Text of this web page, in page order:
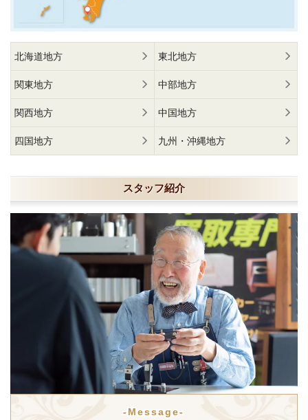
北海道地方 東北地方
関東地方 中部地方
関西地方 中国地方
四国地方 九州・沖縄地方
スタッフ紹介
-Message-